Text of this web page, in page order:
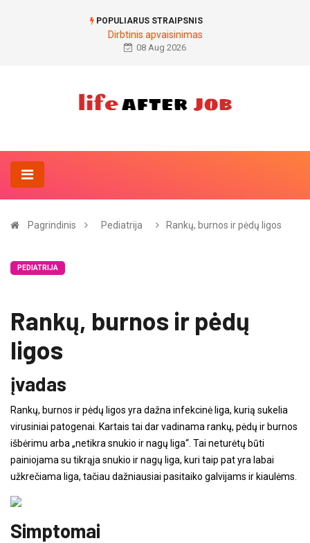
POPULIARUS STRAIPSNIS
Dirbtinis apvaisinimas
08 Aug 2026
Pagrindinis Pediatrija Rankų, burnos ir pėdų ligos
PEDIATRIJA
Rankų, burnos ir pėdų
ligos
įvadas
Rankų, burnos ir pėdų ligos yra dažna infekcinė liga, kurią sukelia
virusiniai patogenai. Kartais tai dar vadinama rankų, pėdų ir burnos
išbėrimu arba „netikra snukio ir nagų liga“. Tai neturėtų būti
painiojama su tikrąja snukio ir nagų liga, kuri taip pat yra labai
užkrečiama liga, tačiau dažniausiai pasitaiko galvijams ir kiaulėms.
Simptomai